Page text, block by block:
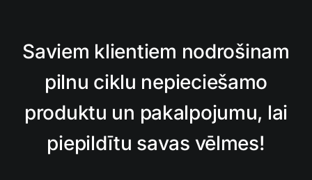
Saviem klientiem nodrošinam
pilnu ciklu nepieciešamo
produktu un pakalpojumu, lai
piepildītu savas vēlmes!